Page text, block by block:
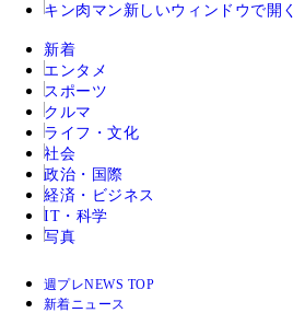
キン肉マン 新しいウィンドウで開く
新着
エンタメ
スポーツ
クルマ
ライフ・文化
社会
政治・国際
経済・ビジネス
IT・科学
写真
週プレNEWS TOP
新着ニュース